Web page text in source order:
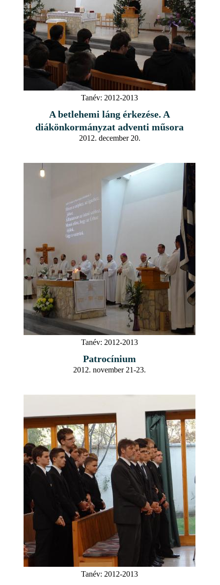
Tanév: 2012-2013
A betlehemi láng érkezése. A
diákönkormányzat adventi műsora
2012. december 20.
Tanév: 2012-2013
Patrocínium
2012. november 21-23.
Tanév: 2012-2013